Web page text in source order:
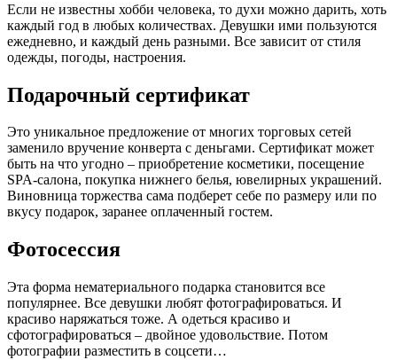
Если не известны хобби человека, то духи можно дарить, хоть
каждый год в любых количествах. Девушки ими пользуются
ежедневно, и каждый день разными. Все зависит от стиля
одежды, погоды, настроения.
Подарочный сертификат
Это уникальное предложение от многих торговых сетей
заменило вручение конверта с деньгами. Сертификат может
быть на что угодно – приобретение косметики, посещение
SPA-салона, покупка нижнего белья, ювелирных украшений.
Виновница торжества сама подберет себе по размеру или по
вкусу подарок, заранее оплаченный гостем.
Фотосессия
Эта форма нематериального подарка становится все
популярнее. Все девушки любят фотографироваться. И
красиво наряжаться тоже. А одеться красиво и
сфотографироваться – двойное удовольствие. Потом
фотографии разместить в соцсети…